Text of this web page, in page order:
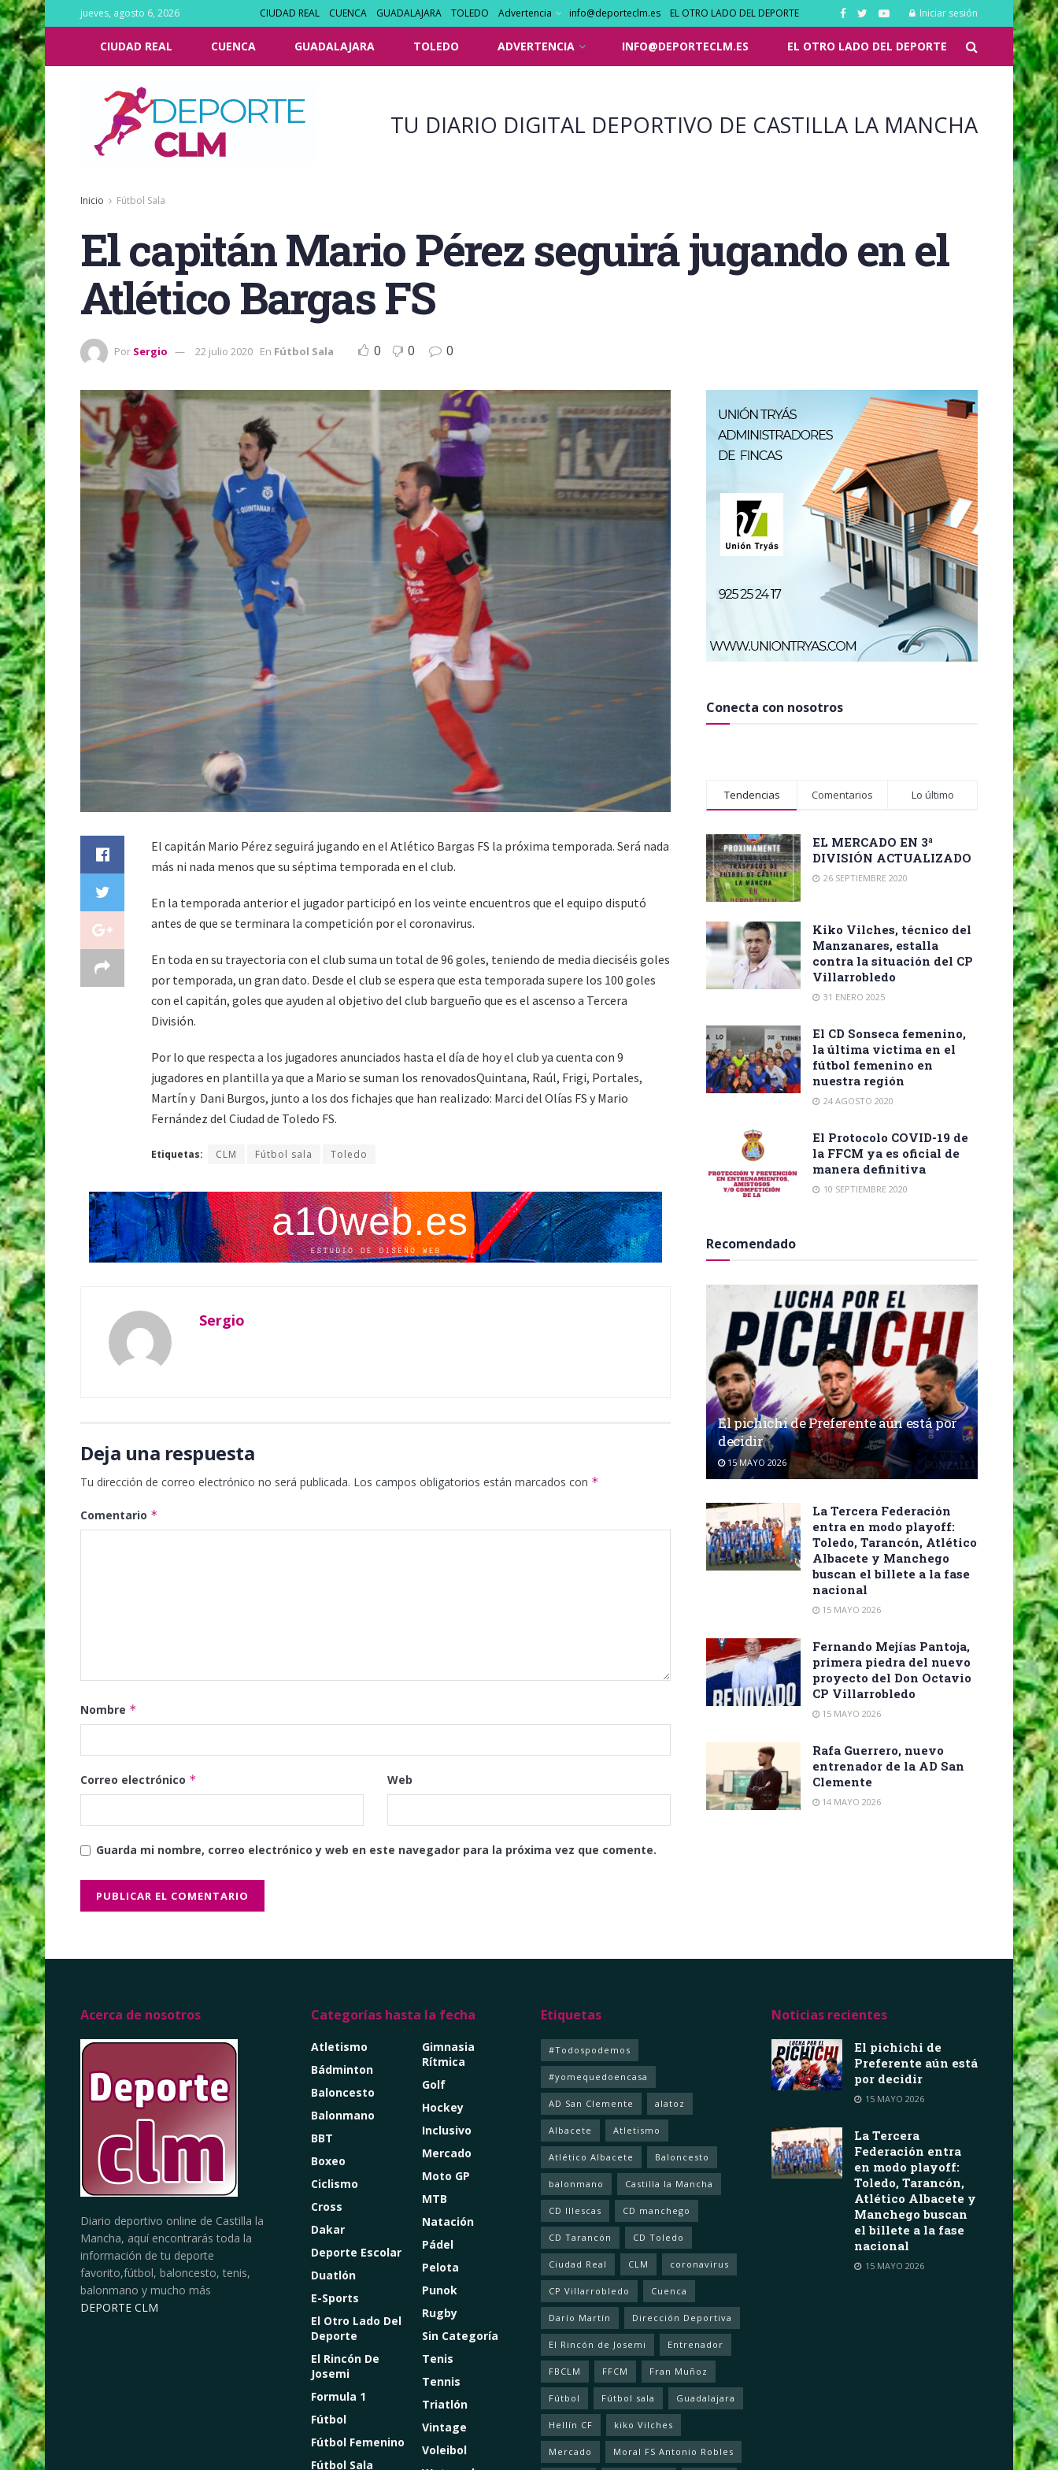
jueves, agosto 6, 2026 CIUDAD REAL CUENCA GUADALAJARA TOLEDO Advertencia info@deporteclm.es EL OTRO LADO DEL DEPORTE Iniciar sesión
CIUDAD REAL CUENCA GUADALAJARA TOLEDO ADVERTENCIA INFO@DEPORTECLM.ES EL OTRO LADO DEL DEPORTE
TU DIARIO DIGITAL DEPORTIVO DE CASTILLA LA MANCHA
Inicio Fútbol Sala
El capitán Mario Pérez seguirá jugando en el
Atlético Bargas FS
Por Sergio 22 julio 2020 En Fútbol Sala 0 0 0
El capitán Mario Pérez seguirá jugando en el Atlético Bargas FS la próxima temporada. Será nada
más ni nada menos que su séptima temporada en el club.
En la temporada anterior el jugador participó en los veinte encuentros que el equipo disputó
antes de que se terminara la competición por el coronavirus.
En toda en su trayectoria con el club suma un total de 96 goles, teniendo de media dieciséis goles
por temporada, un gran dato. Desde el club se espera que esta temporada supere los 100 goles
con el capitán, goles que ayuden al objetivo del club bargueño que es el ascenso a Tercera
División.
Por lo que respecta a los jugadores anunciados hasta el día de hoy el club ya cuenta con 9
jugadores en plantilla ya que a Mario se suman los renovadosQuintana, Raúl, Frigi, Portales,
Martín y Dani Burgos, junto a los dos fichajes que han realizado: Marci del Olías FS y Mario
Fernández del Ciudad de Toledo FS.
Etiquetas: CLM Fútbol sala Toledo
Sergio
Deja una respuesta
Tu dirección de correo electrónico no será publicada. Los campos obligatorios están marcados con *
Comentario *
Nombre *
Correo electrónico * Web
Guarda mi nombre, correo electrónico y web en este navegador para la próxima vez que comente.
Conecta con nosotros
Tendencias Comentarios Lo último
EL MERCADO EN 3ª
DIVISIÓN ACTUALIZADO
26 SEPTIEMBRE 2020
Kiko Vilches, técnico del
Manzanares, estalla
contra la situación del CP
Villarrobledo
31 ENERO 2025
El CD Sonseca femenino,
la última victima en el
fútbol femenino en
nuestra región
24 AGOSTO 2020
El Protocolo COVID-19 de
la FFCM ya es oficial de
manera definitiva
10 SEPTIEMBRE 2020
Recomendado
El pichichi de Preferente aún está por
decidir
15 MAYO 2026
La Tercera Federación
entra en modo playoff:
Toledo, Tarancón, Atlético
Albacete y Manchego
buscan el billete a la fase
nacional
15 MAYO 2026
Fernando Mejías Pantoja,
primera piedra del nuevo
proyecto del Don Octavio
CP Villarrobledo
15 MAYO 2026
Rafa Guerrero, nuevo
entrenador de la AD San
Clemente
14 MAYO 2026
Acerca de nosotros
Diario deportivo online de Castilla la
Mancha, aquí encontrarás toda la
información de tu deporte
favorito,fútbol, baloncesto, tenis,
balonmano y mucho más
DEPORTE CLM
Categorías hasta la fecha
Atletismo
Bádminton
Baloncesto
Balonmano
BBT
Boxeo
Ciclismo
Cross
Dakar
Deporte Escolar
Duatlón
E-Sports
El Otro Lado Del
Deporte
El Rincón De
Josemi
Formula 1
Fútbol
Fútbol Femenino
Fútbol Sala
Gimnasia
Rítmica
Golf
Hockey
Inclusivo
Mercado
Moto GP
MTB
Natación
Pádel
Pelota
Punok
Rugby
Sin Categoría
Tenis
Tennis
Triatlón
Vintage
Voleibol
Etiquetas
#Todospodemos
#yomequedoencasa
AD San Clemente alatoz
Albacete Atletismo
Atlético Albacete Baloncesto
balonmano Castilla la Mancha
CD Illescas CD manchego
CD Tarancón CD Toledo
Ciudad Real CLM coronavirus
CP Villarrobledo Cuenca
Darío Martín Dirección Deportiva
El Rincón de Josemi Entrenador
FBCLM FFCM Fran Muñoz
Fútbol Fútbol sala Guadalajara
Hellín CF kiko Vilches
Mercado Moral FS Antonio Robles
Noticias recientes
El pichichi de
Preferente aún está
por decidir
15 MAYO 2026
La Tercera
Federación entra
en modo playoff:
Toledo, Tarancón,
Atlético Albacete y
Manchego buscan
el billete a la fase
nacional
15 MAYO 2026